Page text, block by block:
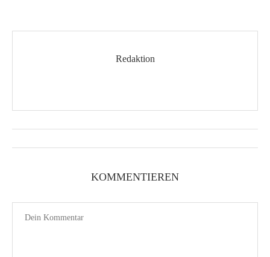
Redaktion
KOMMENTIEREN